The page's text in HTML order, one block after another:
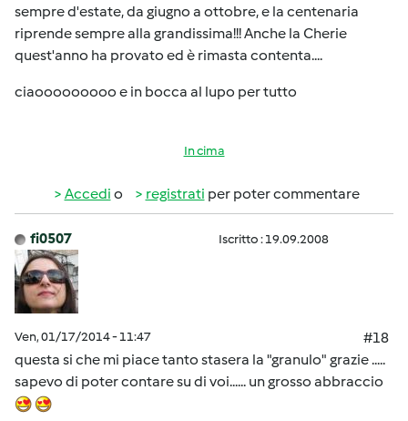
sempre d'estate, da giugno a ottobre, e la centenaria
riprende sempre alla grandissima!!! Anche la Cherie
quest'anno ha provato ed è rimasta contenta....
ciaooooooooo e in bocca al lupo per tutto
In cima
Accedi o registrati per poter commentare
fi0507 Iscritto : 19.09.2008
Ven, 01/17/2014 - 11:47
#18
questa si che mi piace tanto stasera la "granulo" grazie .....
sapevo di poter contare su di voi...... un grosso abbraccio